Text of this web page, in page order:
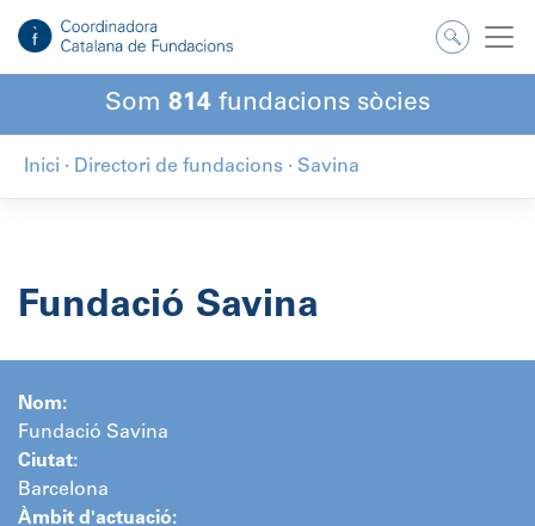
contingut
Som 814 fundacions sòcies
Inici · Directori de fundacions · Savina
Fundació Savina
Nom:
Fundació Savina
Ciutat:
Barcelona
Àmbit d'actuació: